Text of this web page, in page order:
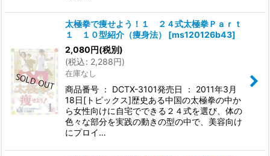
太極拳で痩せよう！１ ２４式太極拳Ｐａｒｔ
１ １０型紹介（痩身法）
[ms120126b43]
2,080円(税別)
(税込: 2,288円)
在庫なし
商品番号 ： DCTX-3101発売日 ： 2011年3月
18日[トピックス]歴史ある中国の太極拳の中か
ら女性向けに自宅でできる２４式を選び、体の
色々な部分を実践の動きの型の中で、美容向け
にプロイ…